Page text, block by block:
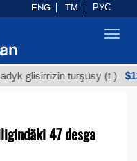
turşusy (t.) $12935,18
47 desga
ENG TM РУС